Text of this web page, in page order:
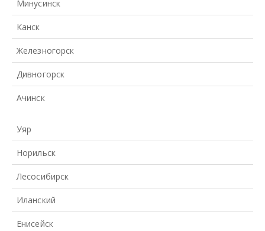
Минусинск
Канск
Железногорск
Дивногорск
Ачинск
Уяр
Норильск
Лесосибирск
Иланский
Енисейск